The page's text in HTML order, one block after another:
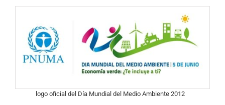
logo oficial del Día Mundial del Medio Ambiente 2012